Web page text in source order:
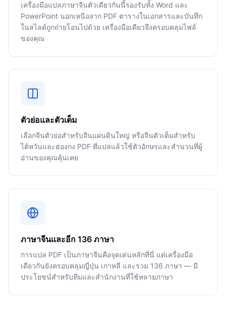
เครื่องมือแปลภาษาจีนตัวเดียวกันนี้รองรับทั้ง Word และ
PowerPoint นอกเหนือจาก PDF ตารางในเอกสารและบันทึก
ในสไลด์ถูกถ่ายโอนไปด้วย เครื่องมือเดียวจึงครอบคลุมไฟล์
ของคุณ
ตัวย่อและตัวเต็ม
เลือกจีนตัวย่อสำหรับจีนแผ่นดินใหญ่ หรือจีนตัวเต็มสำหรับ
ไต้หวันและฮ่องกง PDF ที่แปลแล้วใช้ตัวอักษรและสำนวนที่ผู้
อ่านของคุณคุ้นเคย
ภาษาจีนและอีก 136 ภาษา
การแปล PDF เป็นภาษาจีนคือจุดเด่นหลักที่นี่ แต่เครื่องมือ
เดียวกันยังครอบคลุมญี่ปุ่น เกาหลี และรวม 136 ภาษา — มี
ประโยชน์สำหรับทีมและสำนักงานที่ใช้หลายภาษา